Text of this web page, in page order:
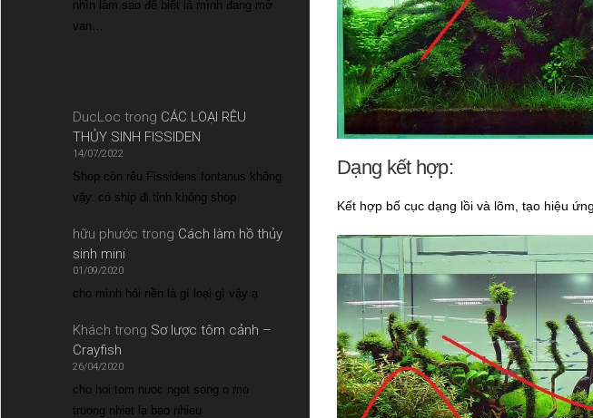
Dạng kết hợp:
Kết hợp bố cục dạng lồi và lõm, tạo hiệu
nhìn làm sao để biết là mình đang mở
van…
DucLoc trong CÁC LOẠI RÊU
THỦY SINH FISSIDEN
14/07/2022
Shop còn rêu Fissidens fontanus không
vậy. có ship đi tỉnh không shop
hữu phước trong Cách làm hồ thủy
sinh mini
01/09/2020
cho mình hỏi nền là gì loại gì vậy ạ
Khách trong Sơ lược tôm cảnh –
Crayfish
26/04/2020
cho hoi tom nuoc ngot song o mo
truong nhiet la bao nhieu